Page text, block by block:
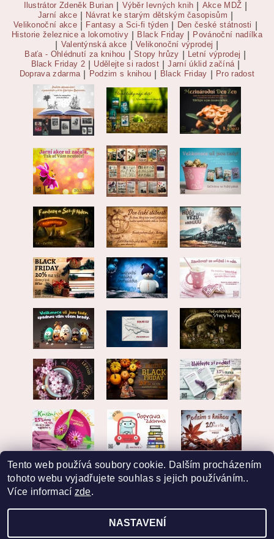
Ilustrátor Zdeněk Burian Výběr levných knih Akce MDŽ
Jarní akce Návrat ke starým dětským časopisům
Velikonoční akce Fantasy a Sci-fi týden Den české státnosti
Historie železnice a lokomotivy Black Friday Povánoční nadílka
Valentýnská akce Velikonoční výprodej
Baťa - Ohlédnutí za knihou Stopy hrůzy Letní výprodej
Black Friday 2 Udělejte si radost Jarní úklid začíná
Doprava zdarma Podzim s knihou Black Friday Pro radost
Tento web používá soubory cookie. Dalším procházením
tohoto webu vyjadřujete souhlas s jejich používáním..
Více informací zde.
NASTAVENÍ